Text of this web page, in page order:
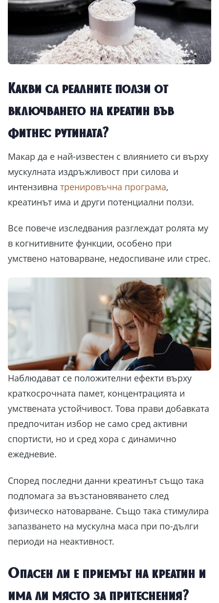
Какви са реалните ползи от
включването на креатин във
фитнес рутината?
Макар да е най-известен с влиянието си върху
мускулната издръжливост при силова и
интензивна тренировъчна програма,
креатинът има и други потенциални ползи.
Все повече изследвания разглеждат ролята му
в когнитивните функции, особено при
умствено натоварване, недоспиване или стрес.
Наблюдават се положителни ефекти върху
краткосрочната памет, концентрацията и
умствената устойчивост. Това прави добавката
предпочитан избор не само сред активни
спортисти, но и сред хора с динамично
ежедневие.
Според последни данни креатинът също така
подпомага за възстановяването след
физическо натоварване. Също така стимулира
запазването на мускулна маса при по-дълги
периоди на неактивност.
Опасен ли е приемът на креатин и
има ли място за притеснения?